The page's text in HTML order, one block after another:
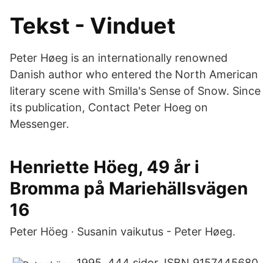
Tekst - Vinduet
Peter Høeg is an internationally renowned
Danish author who entered the North American
literary scene with Smilla's Sense of Snow. Since
its publication, Contact Peter Hoeg on
Messenger.
Henriette Höeg, 49 år i
Bromma på Mariehällsvägen
16
Peter Höeg · Susanin vaikutus - Peter Høeg.